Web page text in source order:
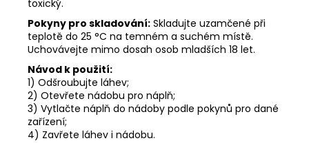
toxický.
Pokyny pro skladování: Skladujte uzamčené při
teplotě do 25 °C na temném a suchém místě.
Uchovávejte mimo dosah osob mladších 18 let.
Návod k použití:
1) Odšroubujte láhev;
2) Otevřete nádobu pro náplň;
3) Vytlačte náplň do nádoby podle pokynů pro dané
zařízení;
4) Zavřete láhev i nádobu.